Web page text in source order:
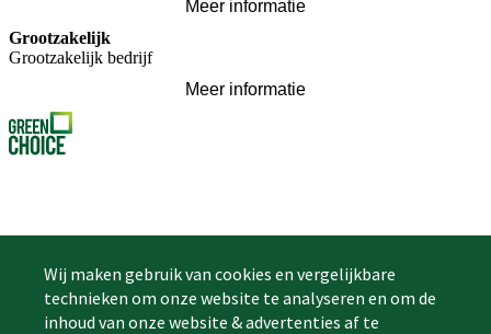
Meer informatie
Grootzakelijk
Grootzakelijk bedrijf
Meer informatie
Wij maken gebruik van cookies en vergelijkbare
technieken om onze website te analyseren en om de
inhoud van onze website & advertenties af te